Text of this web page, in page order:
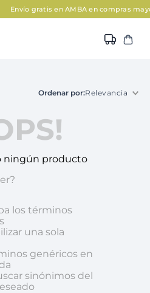
gratis en AMBA en compras mayores a
Relevancia
ningún producto
los términos
una sola
genéricos en
sinónimos del